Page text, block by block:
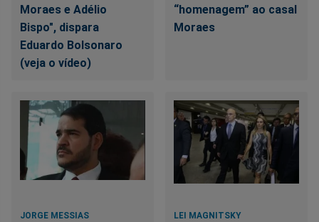
Moraes e Adélio
Bispo", dispara
Eduardo Bolsonaro
(veja o vídeo)
“homenagem” ao casal
Moraes
JORGE MESSIAS LEI MAGNITSKY